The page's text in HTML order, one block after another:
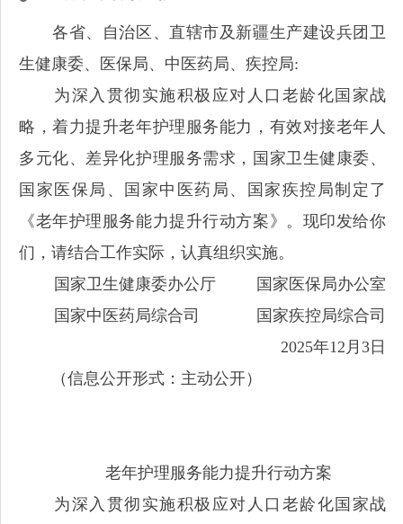
各省、自治区、直辖市及新疆生产建设兵团卫
生健康委、医保局、中医药局、疾控局:
为深入贯彻实施积极应对人口老龄化国家战
略，着力提升老年护理服务能力，有效对接老年人
多元化、差异化护理服务需求，国家卫生健康委、
国家医保局、国家中医药局、国家疾控局制定了
《老年护理服务能力提升行动方案》。现印发给你
们，请结合工作实际，认真组织实施。
国家卫生健康委办公厅 国家医保局办公室
国家中医药局综合司 国家疾控局综合司
2025年12月3日
（信息公开形式：主动公开）
老年护理服务能力提升行动方案
为深入贯彻实施积极应对人口老龄化国家战